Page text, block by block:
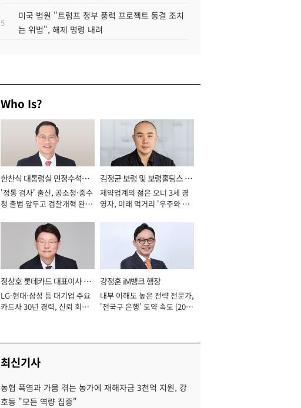
5
미국 법원 "트럼프 정부 풍력 프로젝트 동결 조치
는 위법", 해제 명령 내려
Who Is?
한찬식 대통령실 민정수석비
서관
'정통 검사' 출신, 공소청·중수
청 출범 앞두고 검찰개혁 완수
김정균 보령 및 보령홀딩스 대
표이사 사장
제약업계의 젊은 오너 3세 경
영자, 미래 먹거리 '우주와 헬
정상호 롯데카드 대표이사 사
장
LG·현대·삼성 등 대기업 주요
카드사 30년 경력, 신뢰 회복
강정훈 iM뱅크 행장
내부 이해도 높은 전략 전문가,
'전국구 은행' 도약 속도 [2026
최신기사
농협 폭염과 가뭄 겪는 농가에 재해자금 3천억 지원, 강
호동 "모든 역량 집중"